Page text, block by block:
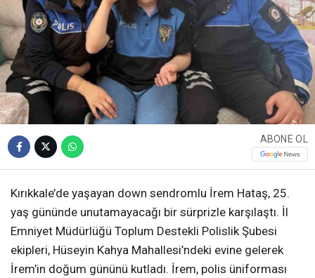
ABONE OL
Kırıkkale’de yaşayan down sendromlu İrem Hataş, 25.
yaş gününde unutamayacağı bir sürprizle karşılaştı. İl
Emniyet Müdürlüğü Toplum Destekli Polislik Şubesi
ekipleri, Hüseyin Kahya Mahallesi’ndeki evine gelerek
İrem’in doğum gününü kutladı. İrem, polis üniforması